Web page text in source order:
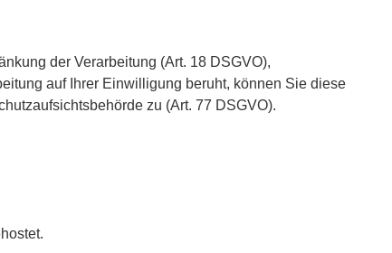
der Verarbeitung (Art. 18 DSGVO),
auf Ihrer Einwilligung beruht, können Sie diese
zu (Art. 77 DSGVO).